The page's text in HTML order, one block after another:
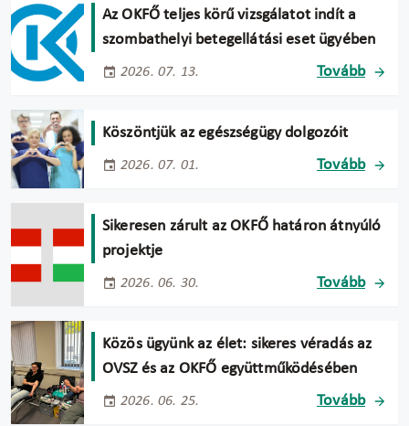
Az OKFŐ teljes körű vizsgálatot indít a
szombathelyi betegellátási eset ügyében
2026. 07. 13. Tovább
Köszöntjük az egészségügy dolgozóit
2026. 07. 01. Tovább
Sikeresen zárult az OKFŐ határon átnyúló
projektje
2026. 06. 30. Tovább
Közös ügyünk az élet: sikeres véradás az
OVSZ és az OKFŐ együttműködésében
2026. 06. 25. Tovább